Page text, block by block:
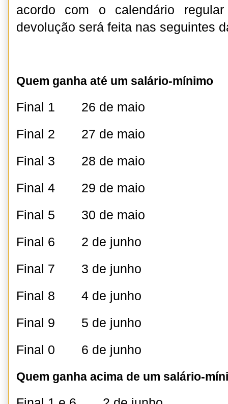
acordo com o calendário
devolução será feita nas seguintes
Quem ganha até um salário-mínimo
Final 1 26 de maio
Final 2 27 de maio
Final 3 28 de maio
Final 4 29 de maio
Final 5 30 de maio
Final 6 2 de junho
Final 7 3 de junho
Final 8 4 de junho
Final 9 5 de junho
Final 0 6 de junho
Quem ganha acima de um salário-